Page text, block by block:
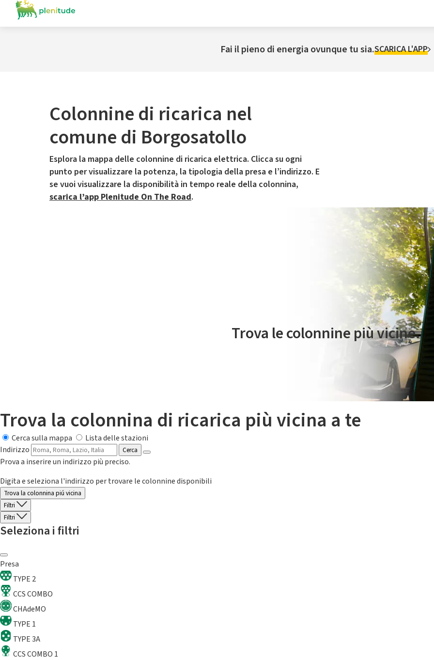
Fai il pieno di energia ovunque tu sia.SCARICA L'APP
Colonnine di ricarica nel
comune di Borgosatollo
Esplora la mappa delle colonnine di ricarica elettrica. Clicca su ogni
punto per visualizzare la potenza, la tipologia della presa e l’indirizzo. E
se vuoi visualizzare la disponibilità in tempo reale della colonnina,
scarica l’app Plenitude On The Road.
Il servizio di mobilità elettrica è gestito da Plenitude On The Road
Trova le colonnine più vicine.
Trova la colonnina di ricarica più vicina a te
Cerca sulla mappa
Lista delle stazioni
Indirizzo
Cerca
Prova a inserire un indirizzo più preciso.
Digita e seleziona l'indirizzo per trovare le colonnine disponibili
Trova la colonnina piú vicina
Filtri
Filtri
Seleziona i filtri
Presa
TYPE 2
CCS COMBO
CHAdeMO
TYPE 1
TYPE 3A
CCS COMBO 1